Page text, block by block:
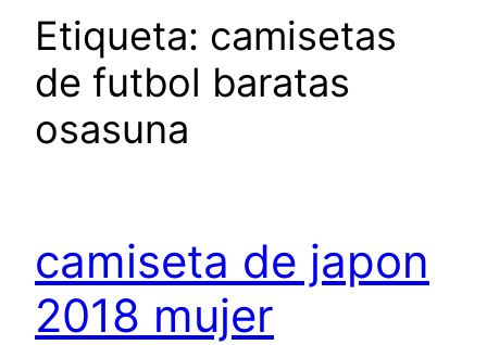
Etiqueta: camisetas
de futbol baratas
osasuna
camiseta de japon
2018 mujer